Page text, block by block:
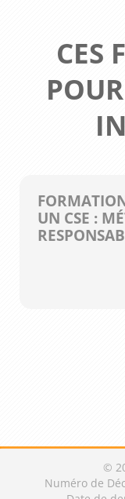
CES
UN CSE :
©
Numéro de